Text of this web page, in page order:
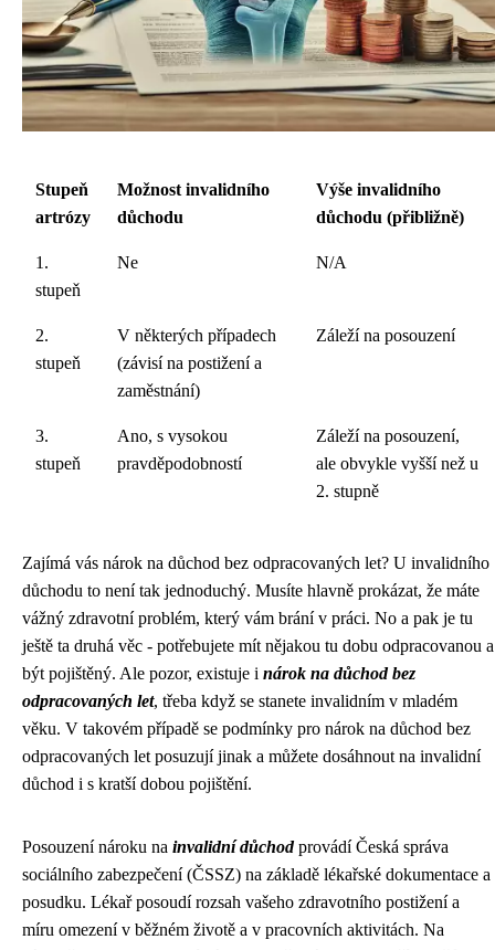
Stupeň
artrózy
Možnost invalidního
důchodu
Výše invalidního
důchodu (přibližně)
1.
stupeň
Ne N/A
2.
stupeň
V některých případech
(závisí na postižení a
zaměstnání)
Záleží na posouzení
3.
stupeň
Ano, s vysokou
pravděpodobností
Záleží na posouzení,
ale obvykle vyšší než u
2. stupně
Zajímá vás nárok na důchod bez odpracovaných let? U invalidního
důchodu to není tak jednoduchý. Musíte hlavně prokázat, že máte
vážný zdravotní problém, který vám brání v práci. No a pak je tu
ještě ta druhá věc - potřebujete mít nějakou tu dobu odpracovanou a
být pojištěný. Ale pozor, existuje i nárok na důchod bez
odpracovaných let, třeba když se stanete invalidním v mladém
věku. V takovém případě se podmínky pro nárok na důchod bez
odpracovaných let posuzují jinak a můžete dosáhnout na invalidní
důchod i s kratší dobou pojištění.
Posouzení nároku na invalidní důchodprovádí Česká správa
sociálního zabezpečení (ČSSZ) na základě lékařské dokumentace a
posudku. Lékař posoudí rozsah vašeho zdravotního postižení a
míru omezení v běžném životě a v pracovních aktivitách. Na